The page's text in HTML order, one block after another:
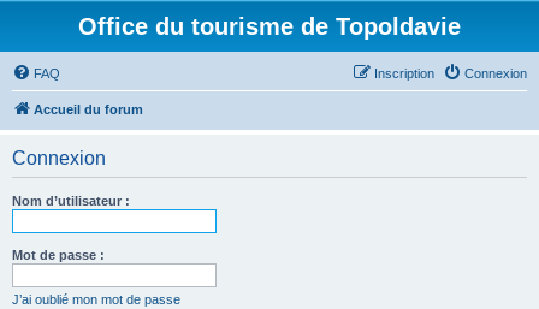
Office du tourisme de Topoldavie
FAQ Connexion
Inscription
Accueil du forum
Connexion
Nom d’utilisateur :
Mot de passe :
J’ai oublié mon mot de passe